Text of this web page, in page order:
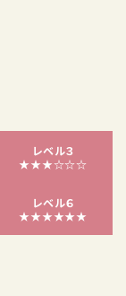
レベル３
★★★☆☆☆
レベル６
★★★★★★